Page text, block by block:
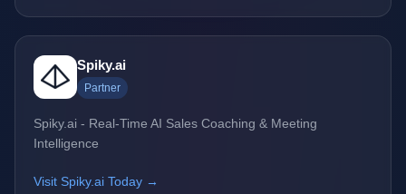
Spiky.ai
Partner
Spiky.ai - Real-Time AI Sales Coaching & Meeting
Intelligence
Visit Spiky.ai Today →